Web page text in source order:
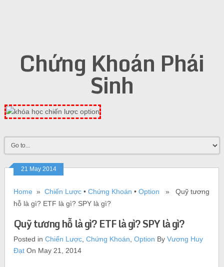
Chứng Khoán Phái
Sinh
21 May 2014
Home »Chiến Lược •Chứng Khoán •Option » Quỹ tương
hỗ là gì? ETF là gì? SPY là gì?
Quỹ tương hỗ là gì? ETF là gì? SPY là gì?
Posted inChiến Lược ,Chứng Khoán ,Option ByVương Huy
Đạt On May 21, 2014